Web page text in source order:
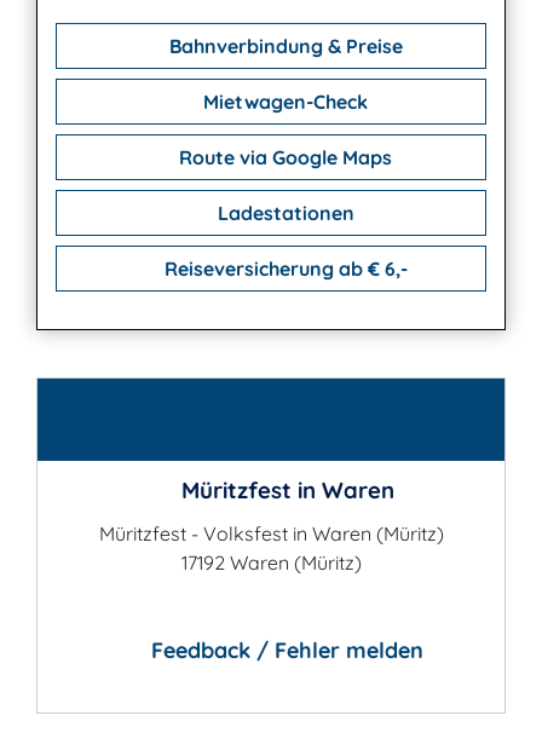
Bahnverbindung & Preise
Mietwagen-Check
Route via Google Maps
Ladestationen
Reiseversicherung ab € 6,-
Müritzfest in Waren
Müritzfest - Volksfest in Waren (Müritz)
17192 Waren (Müritz)
Feedback / Fehler melden